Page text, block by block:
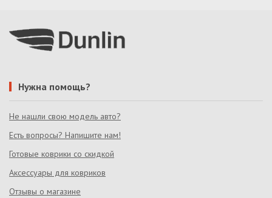
Нужна помощь?
Не нашли свою модель авто?
Есть вопросы? Напишите нам!
Готовые коврики со скидкой
Аксессуары для ковриков
Отзывы о магазине